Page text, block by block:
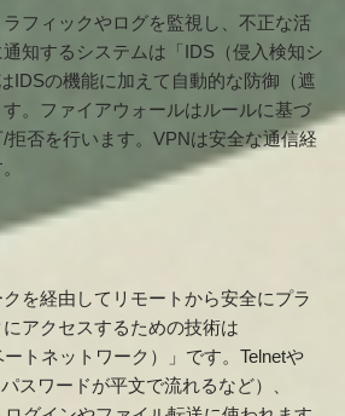
フィックやログを監視し、不正な活
知するシステムは「IDS（侵入検知シ
IDSの機能に加えて自動的な防御（遮
。ファイアウォールはルールに基づ
拒否を行います。VPNは安全な通信経
を経由してリモートから安全にプラ
アクセスするための技術は
ートネットワーク）」です。Telnetや
スワードが平文で流れるなど）、